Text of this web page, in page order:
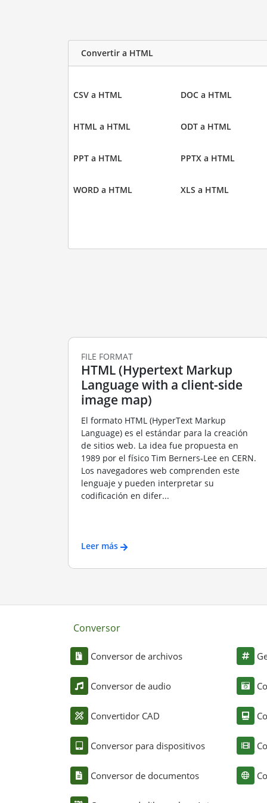
Convertir a HTML
CSV a HTML DOC a HTML
HTML a HTML ODT a HTML
PPT a HTML PPTX a HTML
WORD a HTML XLS a HTML
FILE FORMAT
HTML (Hypertext Markup
Language with a client-side
image map)
El formato HTML (HyperText Markup
Language) es el estándar para la creación
de sitios web. La idea fue propuesta en
1989 por el físico Tim Berners-Lee en CERN.
Los navegadores web comprenden este
lenguaje y pueden interpretar su
codificación en difer...
Leer más
Conversor
Conversor de archivos
Conversor de audio
Convertidor CAD
Conversor para dispositivos
Conversor de documentos